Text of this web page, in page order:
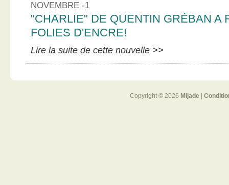
NOVEMBRE -1
"CHARLIE" DE QUENTIN GRÉBAN A
FOLIES D'ENCRE!
Lire la suite de cette nouvelle >>
Copyright © 2026 Mijade|